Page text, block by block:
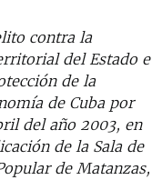
contra la
del Estado e
de la
de Cuba por
del año 2003, en
de la Sala de
de Matanzas,